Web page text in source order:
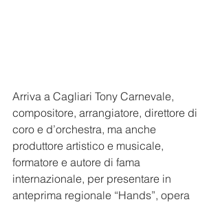
Arriva a Cagliari Tony Carnevale,
compositore, arrangiatore, direttore di
coro e d’orchestra, ma anche
produttore artistico e musicale,
formatore e autore di fama
internazionale, per presentare in
anteprima regionale “Hands”, opera